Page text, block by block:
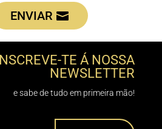
ENVIAR
INSCREVE-TE Á NOSSA
NEWSLETTER
e sabe de tudo em primeira mão!